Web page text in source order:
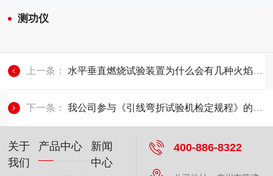
测功仪
上一条： 水平垂直燃烧试验装置为什么会有几种火焰功率
下一条：我公司参与《引线弯折试验机检定规程》的起草
关于
我们
产品中心
新闻
中心
400-886-8322